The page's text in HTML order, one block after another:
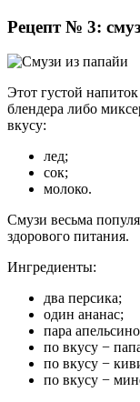
Рецепт № 3:
Этот густой
блендера либо
вкусу:
лед;
сок;
молоко.
Смузи весьма
здорового питания.
Ингредиенты:
два персика;
один ананас;
пара
по вкусу −
по вкусу −
по вкусу −